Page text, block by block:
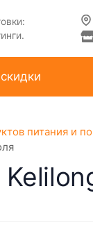
питания и